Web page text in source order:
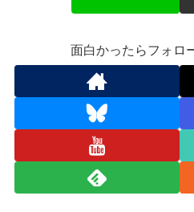
面白かったらフォロ